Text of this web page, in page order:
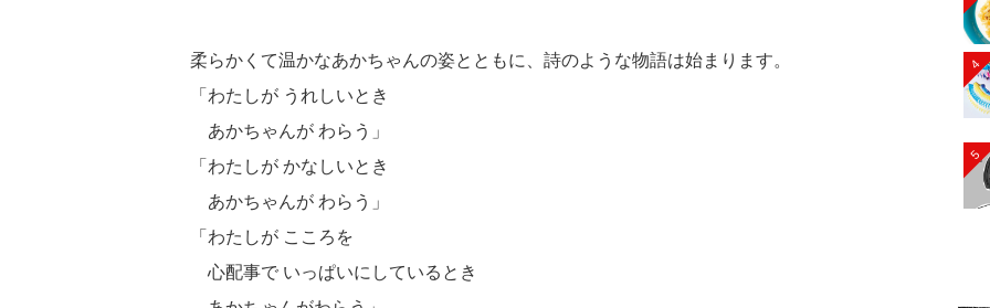
柔らかくて温かなあかちゃんの姿とともに、詩のような物語は始まります。
「わたしが うれしいとき
あかちゃんが わらう」
「わたしが かなしいとき
あかちゃんが わらう」
「わたしが こころを
心配事で いっぱいにしているとき
4
5